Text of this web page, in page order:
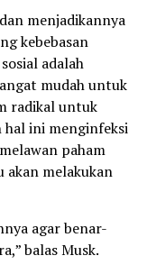
menjadikannya
kebebasan
adalah
mudah untuk
radikal untuk
hal ini menginfeksi
paham
akan melakukan
agar benar-
balas Musk.